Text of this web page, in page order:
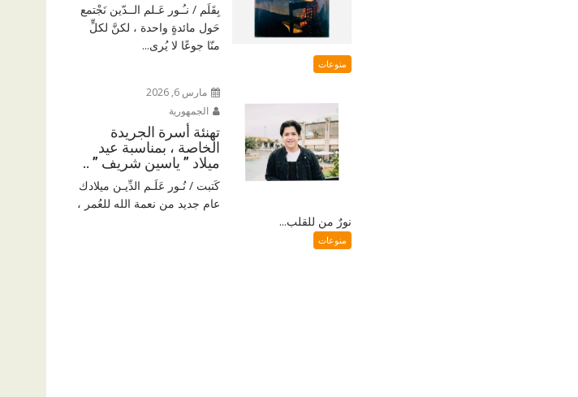
بِقَلَم / نـُـور عَـلم الــدّين نَجْتمع
حَول مائدةٍ واحدة ، لكنَّ لكلٍّ
منّا جوعًا لا يُرى...
منوعات
مارس 6, 2026
الجمهورية
تهنئة أسرة الجريدة
الخاصة ، بمناسبة عيد
ميلاد ” ياسين شريف ” ..
كَتبت / نُـور عَلَـم الدِّيـن ميلادك
عام جديد من نعمة الله للعُمر ،
نورٌ من للقلب...
منوعات